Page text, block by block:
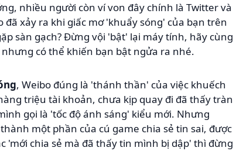
nhiều người còn ví von đây chính là Twitter và
xảy ra khi giấc mơ 'khuẩy sóng' của bạn trên
sàn gạch? Đừng vội 'bật' lại máy tính, hãy cùng
có thể khiến bạn bật ngửa ra nhé.
, Weibo đúng là 'thánh thần' của việc khuếch
triệu tài khoản, chưa kịp quay đi đã thấy tràn
gọi là 'tốc độ ánh sáng' kiểu mới. Nhưng
một phần của cú game chia sẻ tin sai, được
'mới chia sẻ mà đã thấy tin mình bị dập' thì đừng